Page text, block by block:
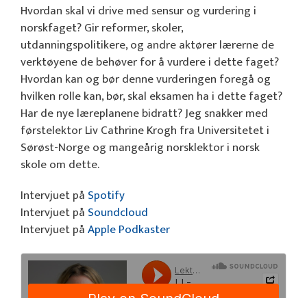
Hvordan skal vi drive med sensur og vurdering i
norskfaget? Gir reformer, skoler,
utdanningspolitikere, og andre aktører lærerne de
verktøyene de behøver for å vurdere i dette faget?
Hvordan kan og bør denne vurderingen foregå og
hvilken rolle kan, bør, skal eksamen ha i dette faget?
Har de nye læreplanene bidratt? Jeg snakker med
førstelektor Liv Cathrine Krogh fra Universitetet i
Sørøst-Norge og mangeårig norsklektor i norsk
skole om dette.
Intervjuet på Spotify
Intervjuet på Soundcloud
Intervjuet påApple Podkaster